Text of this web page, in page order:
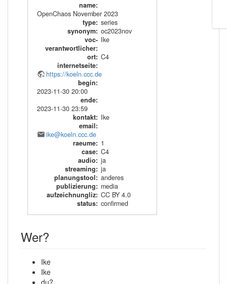
name:
OpenChaos November 2023
type: series
synonym: oc2023nov
voc-
verantwortlicher:
Ike
ort: C4
internetseite:
https://koeln.ccc.de
begin:
2023-11-30 20:00
ende:
2023-11-30 23:59
kontakt: Ike
email:
ike@koeln.ccc.de
raeume: 1
case: C4
audio: ja
streaming: ja
planungstool: anderes
publizierung: media
aufzeichnungliz: CC BY 4.0
status: confirmed
Wer?
Ike
Ike
du?